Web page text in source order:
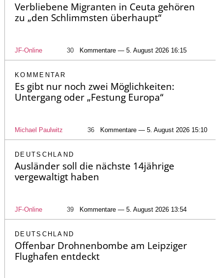
Verbliebene Migranten in Ceuta gehören
zu „den Schlimmsten überhaupt“
JF-Online 30 Kommentare — 5. August 2026 16:15
KOMMENTAR
Es gibt nur noch zwei Möglichkeiten:
Untergang oder „Festung Europa“
Michael Paulwitz 36 Kommentare — 5. August 2026 15:10
DEUTSCHLAND
Ausländer soll die nächste 14jährige
vergewaltigt haben
JF-Online 39 Kommentare — 5. August 2026 13:54
DEUTSCHLAND
Offenbar Drohnenbombe am Leipziger
Flughafen entdeckt